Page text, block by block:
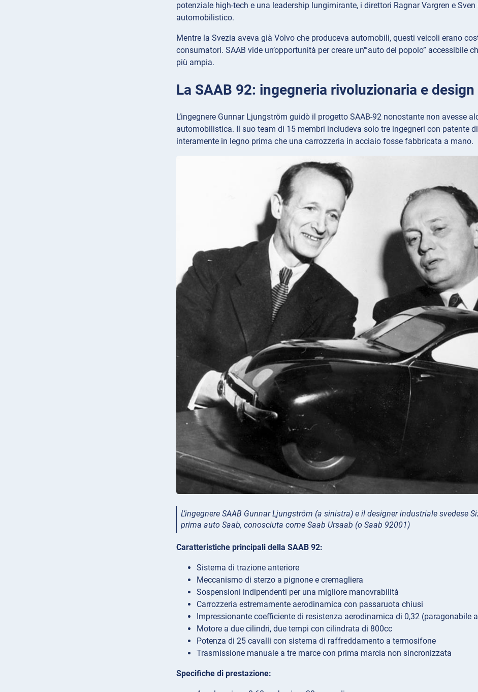
potenziale high-tech e una leadership lungimirante, i direttori Ragnar Vargren e
automobilistico.
Mentre la Svezia aveva già Volvo che produceva automobili, questi veicoli erano
consumatori. SAAB vide un’opportunità per creare un'”auto del popolo” accessibile
più ampia.
La SAAB 92: ingegneria rivoluzionaria e
L’ingegnere Gunnar Ljungström guidò il progetto SAAB-92 nonostante non avesse
automobilistica. Il suo team di 15 membri includeva solo tre ingegneri con patente
interamente in legno prima che una carrozzeria in acciaio fosse fabbricata a mano.
L’ingegnere SAAB Gunnar Ljungström (a sinistra) e il designer industriale svedese
prima auto Saab, conosciuta come Saab Ursaab (o Saab 92001)
Caratteristiche principali della SAAB 92:
Sistema di trazione anteriore
Meccanismo di sterzo a pignone e cremagliera
Sospensioni indipendenti per una migliore manovrabilità
Carrozzeria estremamente aerodinamica con passaruota chiusi
Impressionante coefficiente di resistenza aerodinamica di 0,32 (paragonabile
Motore a due cilindri, due tempi con cilindrata di 800cc
Potenza di 25 cavalli con sistema di raffreddamento a termosifone
Trasmissione manuale a tre marce con prima marcia non sincronizzata
Specifiche di prestazione: